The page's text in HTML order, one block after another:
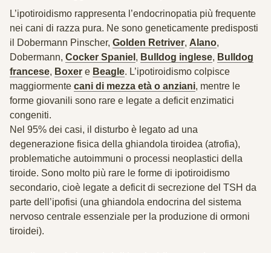
L’ipotiroidismo rappresenta l’endocrinopatia più frequente
nei cani di razza pura. Ne sono geneticamente predisposti
il Dobermann Pinscher, Golden Retriver, Alano,
Dobermann, Cocker Spaniel , Bulldog inglese, Bulldog
francese, Boxer e Beagle. L’ipotiroidismo colpisce
maggiormente cani di mezza età o anziani, mentre le
forme giovanili sono rare e legate a deficit enzimatici
congeniti.
Nel 95% dei casi, il disturbo è legato ad una
degenerazione fisica della ghiandola tiroidea (atrofia),
problematiche autoimmuni o processi neoplastici della
tiroide. Sono molto più rare le forme di ipotiroidismo
secondario, cioè legate a deficit di secrezione del TSH da
parte dell’ipofisi (una ghiandola endocrina del sistema
nervoso centrale essenziale per la produzione di ormoni
tiroidei).